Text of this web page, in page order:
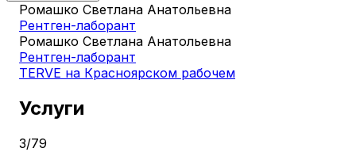
Ромашко Светлана Анатольевна
Рентген-лаборант
Ромашко Светлана Анатольевна
Рентген-лаборант
TERVE на Красноярском рабочем
Услуги
3/79